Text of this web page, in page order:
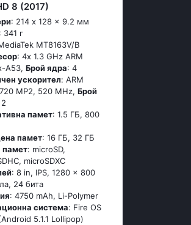
8 (2017)
: 214 x 128 x 9.2 мм
: 341 г
MT8163V/B
: 4x 1.3 GHz ARM
A53,Брой ядра: 4
ускорител: ARM
MP2, 520 MHz,Брой
памет: 1.5 ГБ, 800
памет: 16 ГБ, 32 ГБ
памет: microSD,
microSDXC
: 8 in, IPS, 1280 x 800
24 бита
: 4750 mAh, Li-Polymer
система: Fire OS
5.1.1 Lollipop)